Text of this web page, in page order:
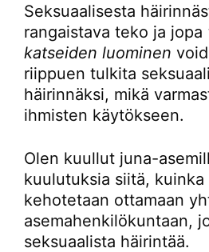
Seksuaalisesta
rangaistava teko ja jopa
katseiden luominen
riippuen tulkita
häirinnäksi, mikä
ihmisten käytökseen.
Olen kuullut juna-
kuulutuksia siitä, kuinka
kehotetaan ottamaan
asemahenkilökuntaan,
seksuaalista häirintää.